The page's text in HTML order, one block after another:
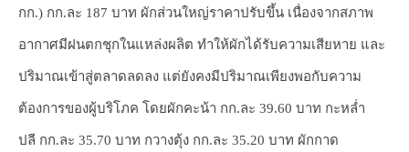
กก.) กก.ละ 187 บาท ผักส่วนใหญ่ราคาปรับขึ้น เนื่องจากสภาพ
อากาศมีฝนตกชุกในแหล่งผลิต ทำให้ผักได้รับความเสียหาย และ
ปริมาณเข้าสู่ตลาดลดลง แต่ยังคงมีปริมาณเพียงพอกับความ
ต้องการของผู้บริโภค โดยผักคะน้า กก.ละ 39.60 บาท กะหล่ำ
ปลี กก.ละ 35.70 บาท กวางตุ้ง กก.ละ 35.20 บาท ผักกาด